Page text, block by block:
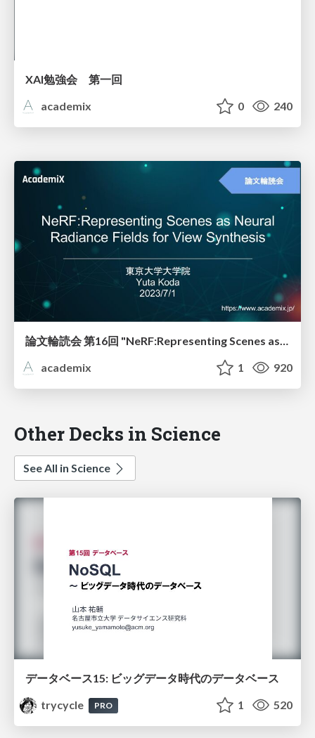
XAI勉強会 第一回
academix
0 240
論文輪読会 第16回 "NeRF:Representing Scenes as Neural"
academix
1 920
Other Decks in Science
See All in Science
データベース15: ビッグデータ時代のデータベース
trycycle
PRO 1 520